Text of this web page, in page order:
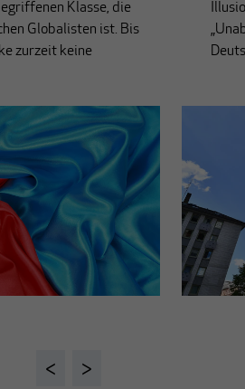
Klasse, die
Globalisten ist. Bis
zurzeit keine
< >